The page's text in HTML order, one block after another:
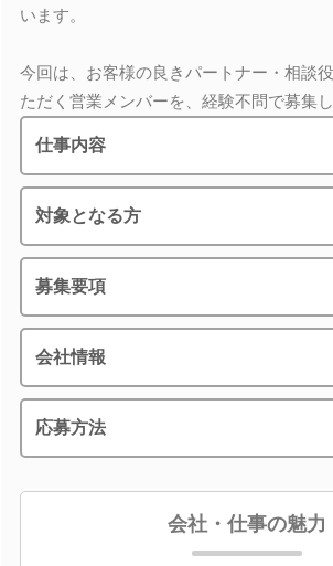
います。
今回は、お客様の良きパートナー・相談
ただく営業メンバーを、経験不問で募集し
仕事内容
対象となる方
募集要項
会社情報
応募方法
会社・仕事の魅力